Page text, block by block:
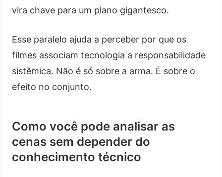
vira chave para um plano gigantesco.
Esse paralelo ajuda a perceber por que os
filmes associam tecnologia a responsabilidade
sistêmica. Não é só sobre a arma. É sobre o
efeito no conjunto.
Como você pode analisar as
cenas sem depender do
conhecimento técnico